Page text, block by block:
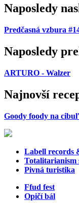
Naposledy
Predčasná vzbura
Naposledy
ARTURO - Walzer
Najnovší
Goody foody na
Labell records
Totalitarianism
Pivná turistika
Ffud fest
Opičí bál